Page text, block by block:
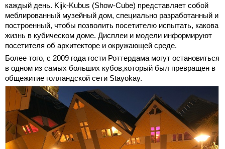
каждый день. Kijk-Kubus (Show-Cube) представляет собой
меблированный музейный дом, специально разработанный и
построенный, чтобы позволить посетителю испытать, какова
жизнь в кубическом доме. Дисплеи и модели информируют
посетителя об архитекторе и окружающей среде.
Более того, с 2009 года гости Роттердама могут остановиться
в одном из самых больших кубов,который был превращен в
общежитие голландской сети Stayokay.